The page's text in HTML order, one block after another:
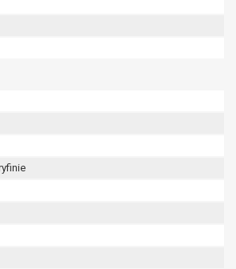
podejmowaniu decyzji, w